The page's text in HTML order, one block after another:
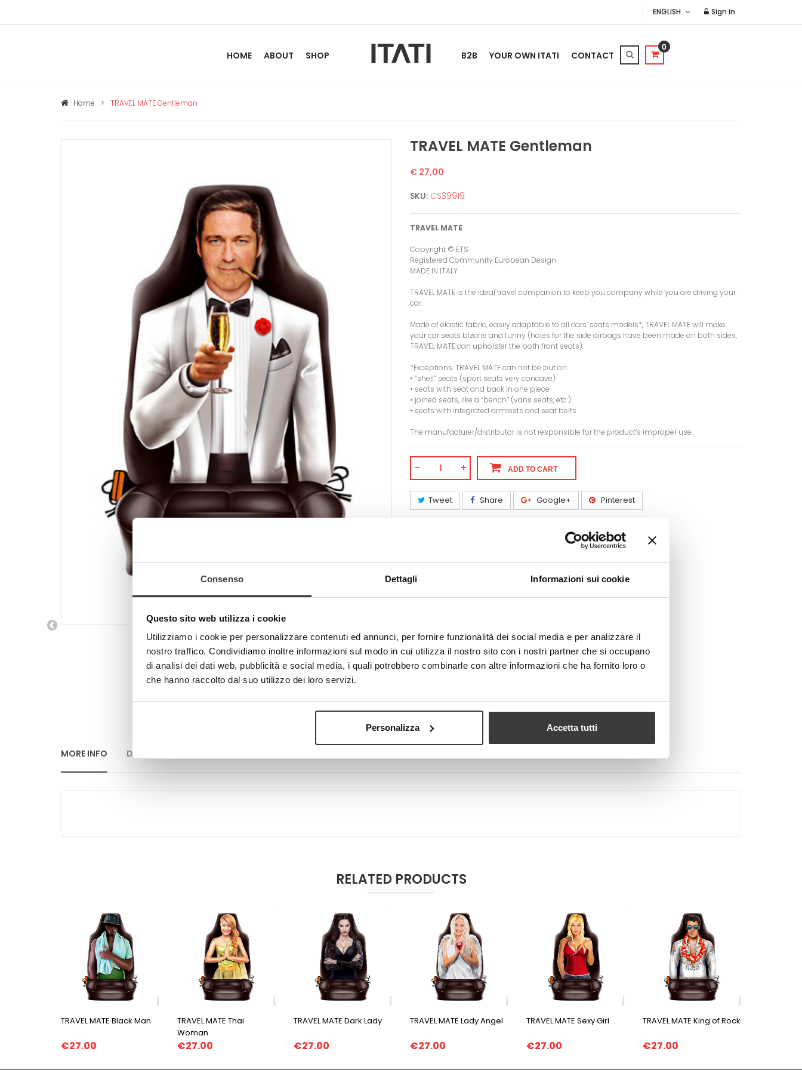
Consenso Dettagli Informazioni sui cookie
Questo sito web utilizza i cookie
Utilizziamo i cookie per personalizzare contenuti ed annunci, per fornire funzionalità dei social media e per analizzare il
nostro traffico. Condividiamo inoltre informazioni sul modo in cui utilizza il nostro sito con i nostri partner che si occupano
di analisi dei dati web, pubblicità e social media, i quali potrebbero combinarle con altre informazioni che ha fornito loro o
che hanno raccolto dal suo utilizzo dei loro servizi.
Personalizza Accetta tutti
ENGLISH Sign in
HOME ABOUT SHOP B2B YOUR OWN ITATI CONTACT
0
Home > TRAVEL MATE Gentleman
TRAVEL MATE Gentleman
€ 27,00
SKU: CS39919
TRAVEL MATE
Copyright © ETS
Registered Community European Design
MADE IN ITALY
TRAVEL MATE is the ideal travel companion to keep you company while you are driving your
car.
Made of elastic fabric, easily adaptable to all cars’ seats models*, TRAVEL MATE will make
your car seats bizarre and funny (holes for the side airbags have been made on both sides,
TRAVEL MATE can upholster the both front seats).
*Exceptions. TRAVEL MATE can not be put on:
• “shell” seats (sport seats very concave)
• seats with seat and back in one piece
• joined seats, like a “bench” (vans seats, etc.)
• seats with integrated armrests and seat belts
The manufacturer/distributor is not responsible for the product’s improper use.
- + ADD TO CART
Tweet Share Google+ Pinterest
MORE INFO DATA SHEET
RELATED PRODUCTS
TRAVEL MATE Black Man
€27.00
TRAVEL MATE Thai
Woman
€27.00
TRAVEL MATE Dark Lady
€27.00
TRAVEL MATE Lady Angel
€27.00
TRAVEL MATE Sexy Girl
€27.00
TRAVEL MATE King of Rock
€27.00